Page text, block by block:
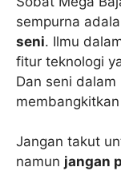
sempurna
seni. Ilmu
fitur teknologi
Dan seni
Jangan takut
namun jangan